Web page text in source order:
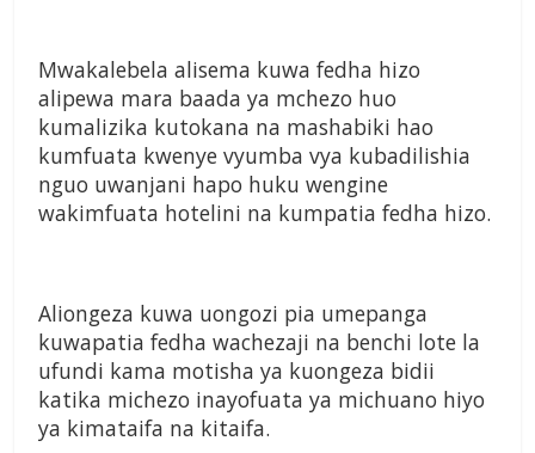
Mwakalebela alisema kuwa fedha hizo
alipewa mara baada ya mchezo huo
kumalizika kutokana na mashabiki hao
kumfuata kwenye vyumba vya kubadilishia
nguo uwanjani hapo huku wengine
wakimfuata hotelini na kumpatia fedha hizo.
Aliongeza kuwa uongozi pia umepanga
kuwapatia fedha wachezaji na benchi lote la
ufundi kama motisha ya kuongeza bidii
katika michezo inayofuata ya michuano hiyo
ya kimataifa na kitaifa.